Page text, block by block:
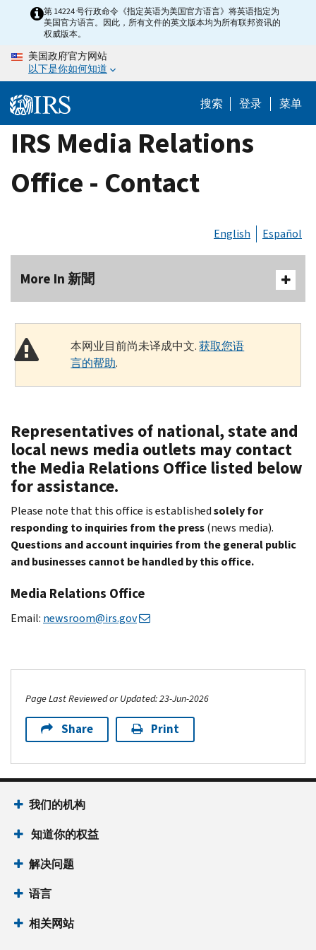
content
第 14224 号行政命令《指定英语为美国官方语言》将英语指定为
美国官方语言。因此，所有文件的英文版本均为所有联邦资讯的
权威版本。
美国政府官方网站
以下是你如何知道
搜索 登录 菜单
IRS Media Relations
Office - Contact
English Español
More In 新聞
本网业目前尚未译成中文.获取您语
言的帮助.
Representatives of national, state and
local news media outlets may contact
the Media Relations Office listed below
for assistance.
Please note that this office is establishedsolely for
responding to inquiries from the press(news media).
Questions and account inquiries from the general public
and businesses cannot be handled by this office.
Media Relations Office
Email: newsroom@irs.gov
Page Last Reviewed or Updated: 23-Jun-2026
Share Print
我们的机构
知道你的权益
解决问题
语言
相关网站